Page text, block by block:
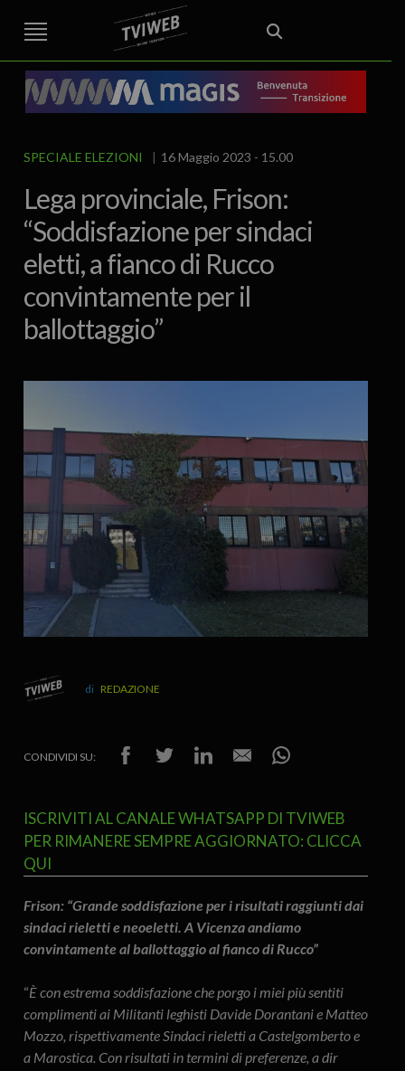
STREET TG CRONACA VENETO
VICENZA E PROVINCIA
AREA BERICA
ECONOMIA ATTUALITA’ POLITICA
EDITORIALE ITALIA E MONDO CURIOSITÀ – LIFESTYLE
CULTURA ARTE
SPORT
IL GRAFFIO FOOD & DRINK
SPECIALE ELEZIONI 16 Maggio 2023 - 15.00
Lega provinciale, Frison:
“Soddisfazione per sindaci
eletti, a fianco di Rucco
convintamente per il
ballottaggio”
REDAZIONE
CONDIVIDI SU:
ISCRIVITI AL CANALE WHATSAPP DI TVIWEB
PER RIMANERE SEMPRE AGGIORNATO: CLICCA
QUI
Frison: “Grande soddisfazione per i risultati raggiunti dai
sindaci rieletti e neoeletti. A Vicenza andiamo
convintamente al ballottaggio al fianco di Rucco”
“È con estrema soddisfazione che porgo i miei più sentiti
complimenti ai Militanti leghisti Davide Dorantani e Matteo
Mozzo, rispettivamente Sindaci rieletti a Castelgomberto e
a Marostica. Con risultati in termini di preferenze, a dir